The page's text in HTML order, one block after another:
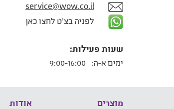
service@wow.co.il
לפניה בצ'ט לחצו כאן
שעות פעילות:
ימים א-ה:
מוצרים אודות